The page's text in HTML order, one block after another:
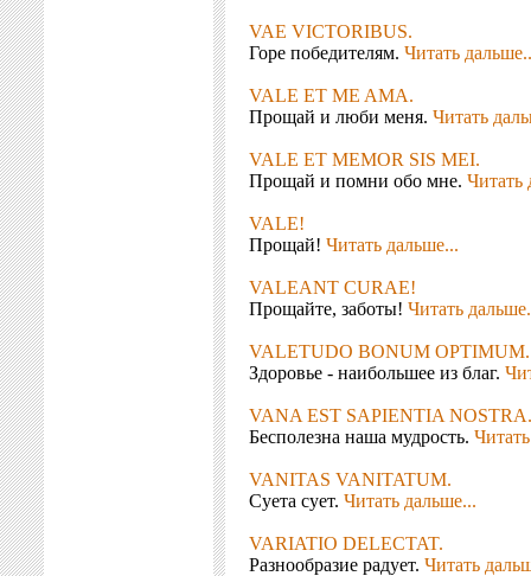
VAE VICTORIBUS.
Горе победителям. Читать
VALE ET ME AMA.
Прощай и люби меня. Читать
VALE ET MEMOR SIS MEI.
Прощай и помни обо мне. Читать
VALE!
Прощай! Читать дальше...
VALEANT CURAE!
Прощайте, заботы! Читать
VALETUDO BONUM OPTIMUM.
Здоровье - наибольшее из благ.
VANA EST SAPIENTIA NOSTRA.
Бесполезна наша мудрость.
VANITAS VANITATUM.
Суета сует. Читать дальше...
VARIATIO DELECTAT.
Разнообразие радует. Читать